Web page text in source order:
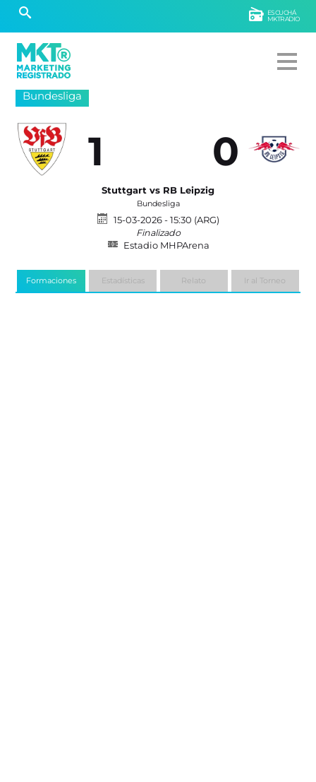
ESCUCHÁ
MKTRADIO
Bundesliga
1 0
Stuttgart vs RB Leipzig
Bundesliga
15-03-2026 - 15:30 (ARG)
Finalizado
Estadio MHPArena
Formaciones Estadísticas Relato Ir al Torneo